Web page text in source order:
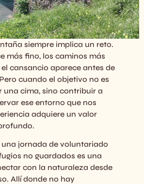
siempre implica un reto.
más fino, los caminos más
cansancio aparece antes de
cuando el objetivo no es
una cima, sino contribuir a
ese entorno que nos
adquiere un valor
jornada de voluntariado
no guardados es una
con la naturaleza desde
Allí donde no hay